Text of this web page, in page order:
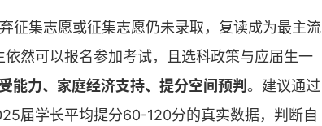
集志愿或征集志愿仍未录取，复读成为最主流
然可以报名参加考试，且选科政策与应届生一
能力、家庭经济支持、提分空间预判。建议通过
届学长平均提分60-120分的真实数据，判断自